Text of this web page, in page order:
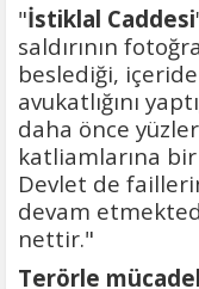
"İstiklal Caddesi
saldırının
beslediği,
avukatlığını
daha önce
katliamlarına
Devlet de
devam
nettir."
Terörle